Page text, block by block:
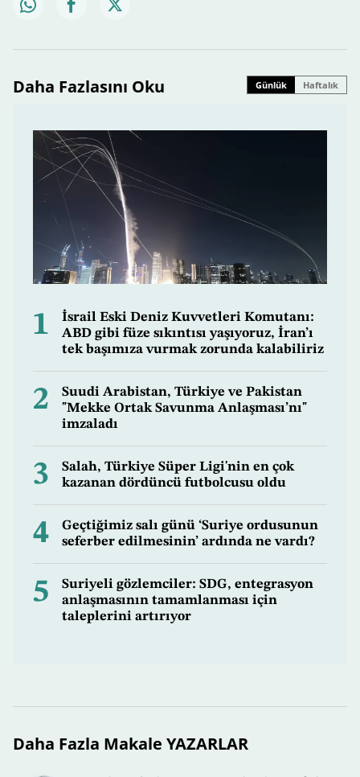
Daha Fazlasını Oku Günlük Haftalık
1
İsrail Eski Deniz Kuvvetleri Komutanı:
ABD gibi füze sıkıntısı yaşıyoruz, İran’ı
tek başımıza vurmak zorunda kalabiliriz
2
Suudi Arabistan, Türkiye ve Pakistan
"Mekke Ortak Savunma Anlaşması’nı"
imzaladı
3
Salah, Türkiye Süper Ligi'nin en çok
kazanan dördüncü futbolcusu oldu
4
Geçtiğimiz salı günü ‘Suriye ordusunun
seferber edilmesinin’ ardında ne vardı?
5
Suriyeli gözlemciler: SDG, entegrasyon
anlaşmasının tamamlanması için
taleplerini artırıyor
Daha Fazla Makale YAZARLAR